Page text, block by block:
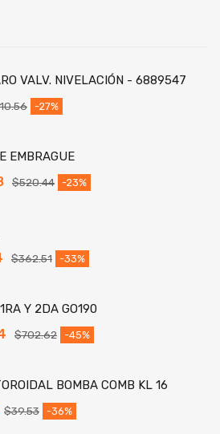
VALV. NIVELACIÓN - 6889547
10.56 -27%
EMBRAGUE
$520.44 -23%
$362.51 -33%
Y 2DA GO190
$702.62 -45%
BOMBA COMB KL 16
$39.53 -36%